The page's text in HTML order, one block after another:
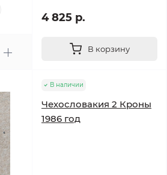
4 825 р.
В корзину
В наличии
Чехословакия 2 Кроны
1986 год